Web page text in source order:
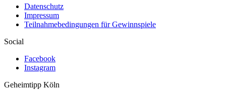
Datenschutz
Impressum
Teilnahmebedingungen für Gewinnspiele
Social
Facebook
Instagram
Geheimtipp Köln